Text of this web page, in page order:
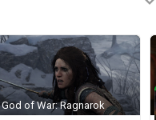
God of War: Ragnarok